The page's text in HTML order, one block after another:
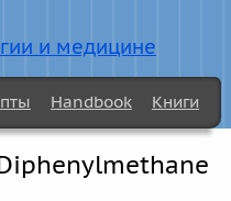
и медицине
Handbook Книги